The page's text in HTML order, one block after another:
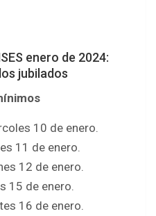
enero de 2024:
jubilados
10 de enero.
11 de enero.
12 de enero.
15 de enero.
16 de enero.